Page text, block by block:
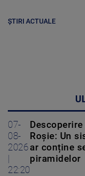
ȘTIRI ACTUALE
07-
08-
2026
|
22:20
Roșie: Un
ar conține
piramidelor